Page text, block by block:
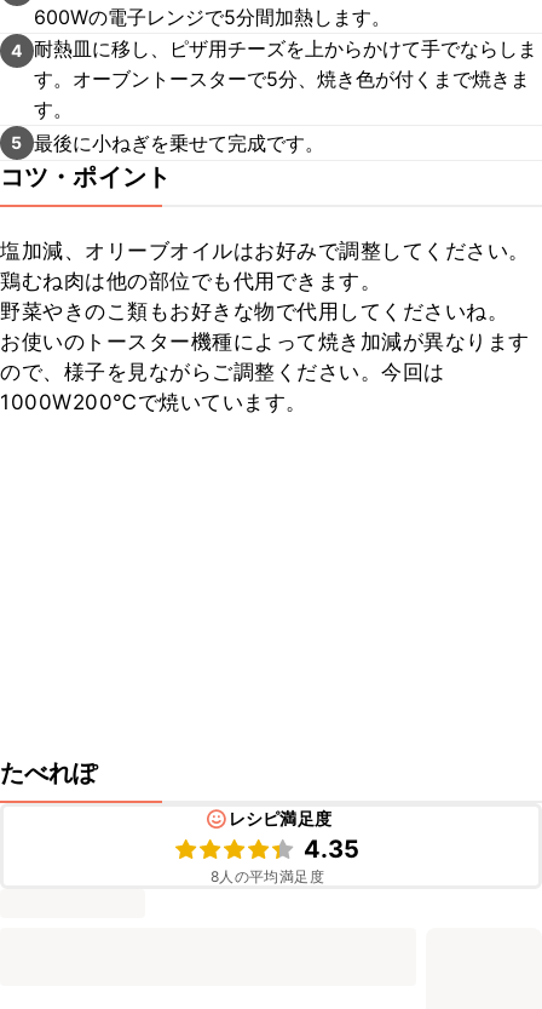
600Wの電子レンジで5分間加熱します。
4 耐熱皿に移し、ピザ用チーズを上からかけて手でならしま
す。オーブントースターで5分、焼き色が付くまで焼きま
す。
5 最後に小ねぎを乗せて完成です。
コツ・ポイント
塩加減、オリーブオイルはお好みで調整してください。
鶏むね肉は他の部位でも代用できます。
野菜やきのこ類もお好きな物で代用してくださいね。
お使いのトースター機種によって焼き加減が異なります
ので、様子を見ながらご調整ください。今回は
1000W200℃で焼いています。
たべれぽ
レシピ満足度
4.35
8人の平均満足度